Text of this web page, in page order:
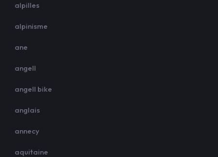
alpilles
alpinisme
ane
angell
angell bike
anglais
annecy
aquitaine